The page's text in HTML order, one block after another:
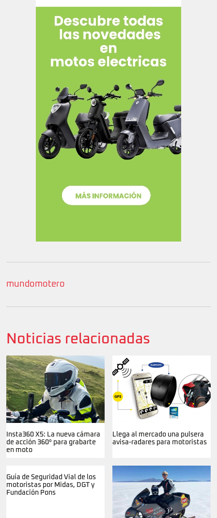
mundomotero
Noticias relacionadas
Insta360 X5: La nueva cámara
de acción 360° para grabarte
en moto
Llega al mercado una pulsera
avisa-radares para motoristas
Guía de Seguridad Vial de los
motoristas por Midas, DGT y
Fundación Pons